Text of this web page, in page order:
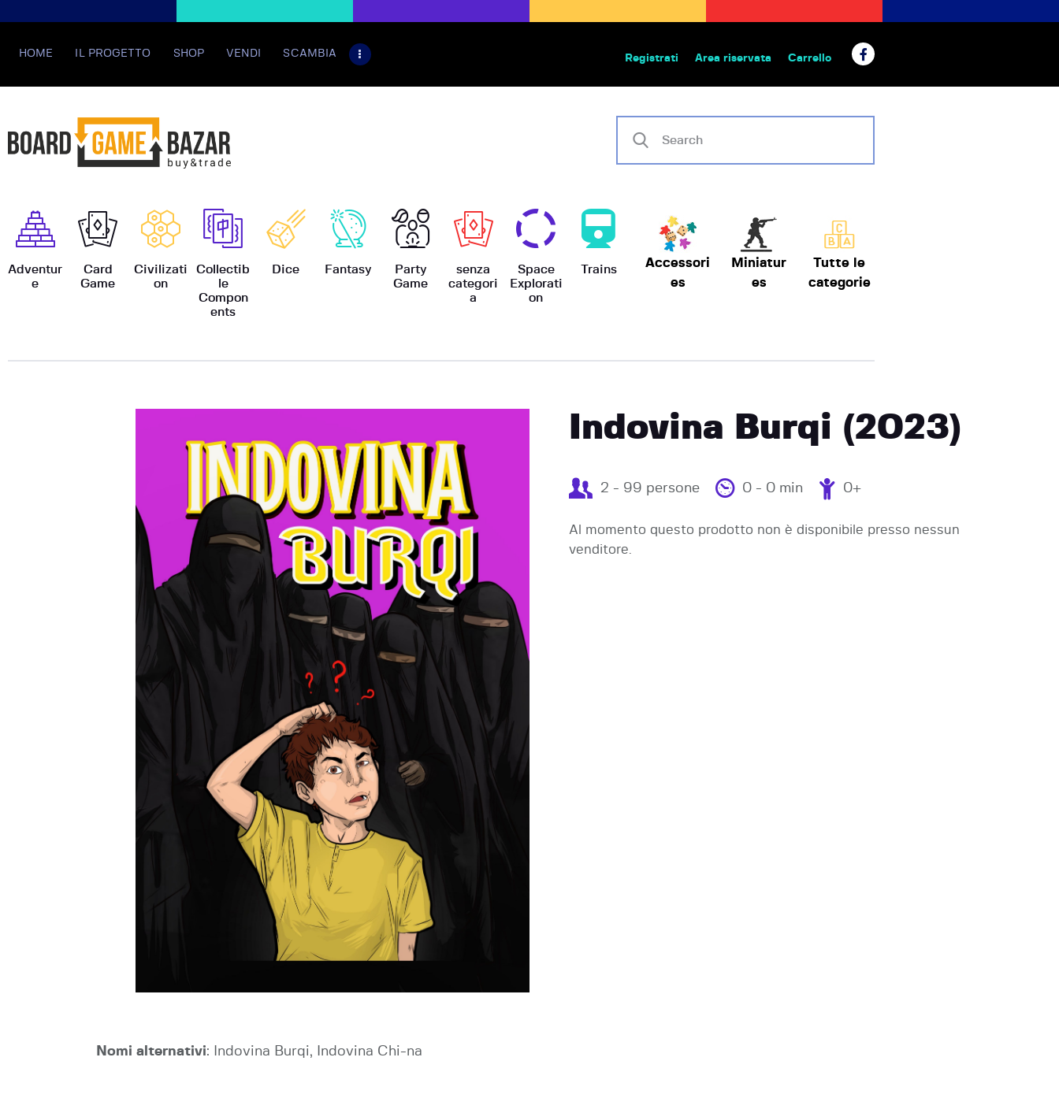
HOME IL PROGETTO SHOP VENDI SCAMBIA Registrati Area riservata Carrello
Adventur
e
Card
Game
Civilizati
on
Collectib
le
Compon
ents
Dice Fantasy
Party
Game
senza
categori
a
Space
Explorati
on
Trains
Accessori
es
Miniatur
es
Tutte le
categorie
BoardGameBazar | vendita e scambio giochi da tavolo
BoardGameBazar
HOME
IL PROGETTO
CASE EDITRICI
AIUTO
EVENTI
Indovina Burqi (2023)
2 - 99 persone 0 - 0 min 0+
Al momento questo prodotto non è disponibile presso nessun
venditore.
Nomi alternativi: Indovina Burqi, Indovina Chi-na